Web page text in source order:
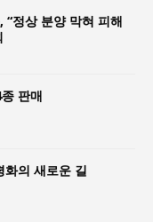
“정상 분양 막혀 피해
판매
화의 새로운 길